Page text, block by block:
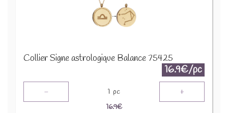
Collier Signe astrologique Balance 75425
16.9€/pc
- 1 pc +
16.9€